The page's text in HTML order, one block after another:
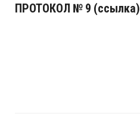
ПРОТОКОЛ № 9 (ссылка)